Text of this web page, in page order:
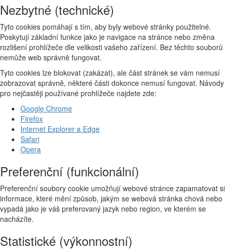
Nezbytné (technické)
Tyto cookies pomáhají s tím, aby byly webové stránky použitelné.
Poskytují základní funkce jako je navigace na stránce nebo změna
rozlišení prohlížeče dle velikosti vašeho zařízení. Bez těchto souborů
nemůže web správně fungovat.
Tyto cookies lze blokovat (zakázat), ale část stránek se vám nemusí
zobrazovat správně, některé části dokonce nemusí fungovat. Návody
pro nejčastěji používané prohlížeče najdete zde:
Google Chrome
Firefox
Internet Explorer a Edge
Safari
Opera
Preferenční (funkcionální)
Preferenční soubory cookie umožňují webové stránce zapamatovat si
informace, které mění způsob, jakým se webová stránka chová nebo
vypadá jako je váš preferovaný jazyk nebo region, ve kterém se
nacházíte.
Statistické (výkonnostní)